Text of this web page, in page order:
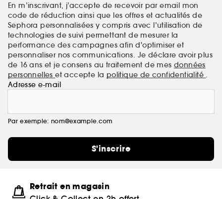
En m’inscrivant, j’accepte de recevoir par email mon
code de réduction ainsi que les offres et actualités de
Sephora personnalisées y compris avec l’utilisation de
technologies de suivi permettant de mesurer la
performance des campagnes afin d'optimiser et
personnaliser nos communications. Je déclare avoir plus
de 16 ans et je consens au traitement de mes données
personnelleset accepte la politique de confidentialité .
Adresse e-mail
Par exemple: nom@example.com
S'inscrire
Retrait en magasin